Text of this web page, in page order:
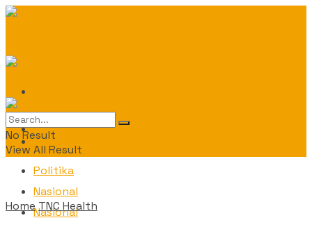
Politika
Nasional
Daerah
Politika
Nasional
No Result
View All Result
HomeTNC Health